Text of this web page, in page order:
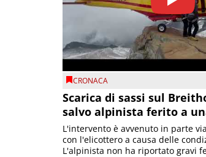
CRONACA
Scarica di sassi sul
salvo alpinista ferito a
L'intervento è avvenuto in parte
con l'elicottero a causa delle
L'alpinista non ha riportato gravi